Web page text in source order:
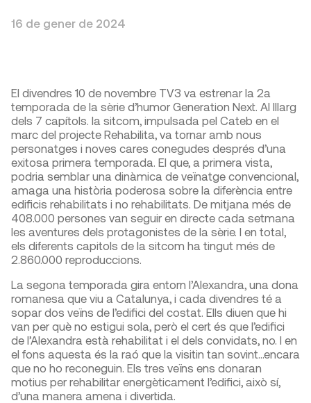
16 de gener de 2024
El divendres 10 de novembre TV3 va estrenar la 2a
temporada de la sèrie d’humor Generation Next. Al lllarg
dels 7 capítols. la sitcom, impulsada pel Cateb en el
marc del projecte Rehabilita, va tornar amb nous
personatges i noves cares conegudes després d’una
exitosa primera temporada. El que, a primera vista,
podria semblar una dinàmica de veïnatge convencional,
amaga una història poderosa sobre la diferència entre
edificis rehabilitats i no rehabilitats. De mitjana més de
408.000 persones van seguir en directe cada setmana
les aventures dels protagonistes de la sèrie. I en total,
els diferents capitols de la sitcom ha tingut més de
2.860.000 reproduccions.
La segona temporada gira entorn l’Alexandra, una dona
romanesa que viu a Catalunya, i cada divendres té a
sopar dos veïns de l’edifici del costat. Ells diuen que hi
van per què no estigui sola, però el cert és que l’edifici
de l’Alexandra està rehabilitat i el dels convidats, no. I en
el fons aquesta és la raó que la visitin tan sovint…encara
que no ho reconeguin. Els tres veïns ens donaran
motius per rehabilitar energèticament l’edifici, això sí,
d’una manera amena i divertida.